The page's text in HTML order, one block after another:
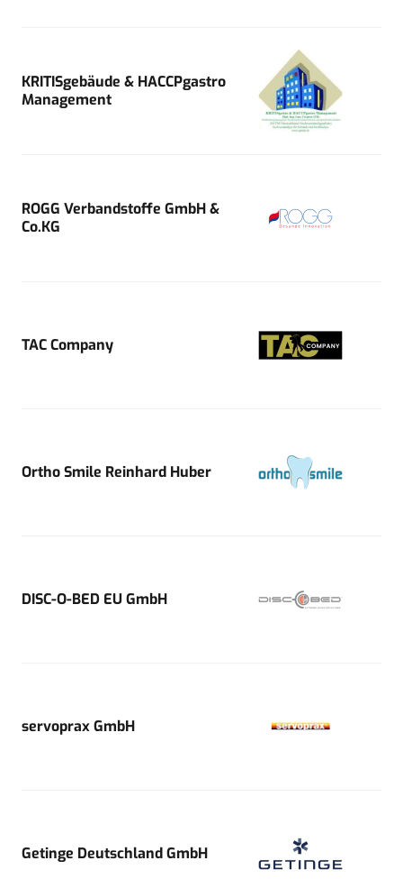
KRITISgebäude & HACCPgastro
Management
ROGG Verbandstoffe GmbH &
Co.KG
TAC Company
Ortho Smile Reinhard Huber
DISC-O-BED EU GmbH
servoprax GmbH
Getinge Deutschland GmbH